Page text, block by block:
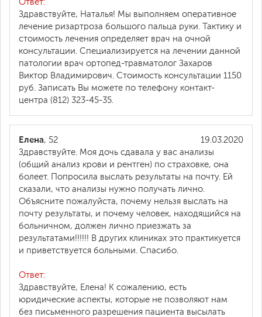
Ответ:
Здравствуйте, Наталья! Мы выполняем оперативное
лечение ризартроза большого пальца руки. Тактику и
стоимость лечения определяет врач на очной
консультации. Специализируется на лечении данной
патологии врач ортопед-травматолог Захаров
Виктор Владимирович. Стоимость консультации 1150
руб. Записать Вы можете по телефону контакт-
центра (812) 323-45-35.
19.03.2020
Елена, 52
Здравствуйте. Моя дочь сдавала у вас анализы
(общий анализ крови и рентген) по страховке, она
болеет. Попросила выслать результаты на почту. Ей
сказали, что анализы нужно получать лично.
Объясните пожалуйста, почему нельзя выслать на
почту результаты, и почему человек, находящийся на
больничном, должен лично приезжать за
результатами!!!!!! В других клиниках это практикуется
и приветствуется больными. Спасибо.
Ответ:
Здравствуйте, Елена! К сожалению, есть
юридические аспекты, которые не позволяют нам
без письменного разрешения пациента высылать